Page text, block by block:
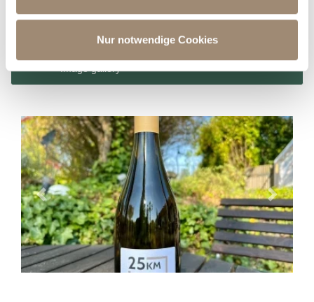
Partner führen diese Informationen möglicherweise mit
weiteren Daten zusammen, die Sie ihnen bereitgestellt
gesammelt haben.
Nur notwendige Cookies
We hope you enjoy tasting the fine wines.
Image gallery
Previous Next